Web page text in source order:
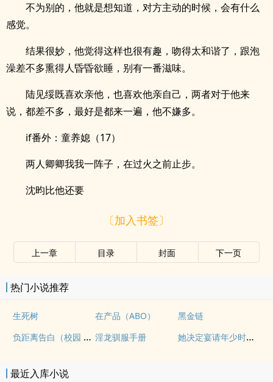
不为别的，他就是想知道，对方主动的时候，会有什么
感觉。
结果很妙，他觉得这样也很有趣，吻得太和谐了，跟泡
澡差不多熏得人昏昏欲睡，别有一番滋味。
陆见绥既喜欢亲他，也喜欢他亲自己，两者对于他来
说，都差不多，最好是都来一遍，他不嫌多。
if番外：童养媳（17）
两人卿卿我我一阵子，在过火之前止步。
沈昀比他还要
〔加入书签〕
上一章 目录 封面 下一页
热门小说推荐
生死树 在产品（ABO） 黑金链
负距离告白（校园 h） 淫龙驯服手册 她决定宴请年少时的自己（1v1H）
最近入库小说